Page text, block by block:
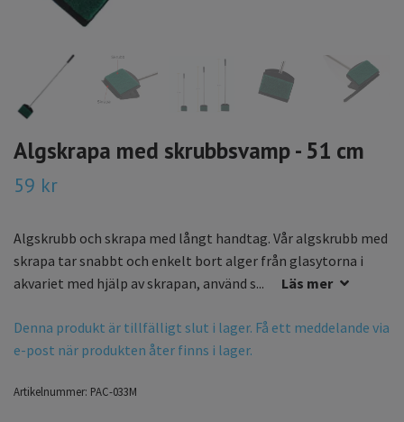
Algskrapa med skrubbsvamp - 51 cm
59 kr
Algskrubb och skrapa med långt handtag. Vår algskrubb med
skrapa tar snabbt och enkelt bort alger från glasytorna i
akvariet med hjälp av skrapan, använd s...
Läs mer
Denna produkt är tillfälligt slut i lager. Få ett meddelande via
e-post när produkten åter finns i lager.
Artikelnummer: PAC-033M